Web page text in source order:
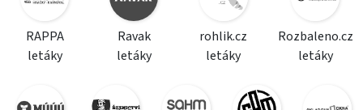
RAPPA
letáky
Ravak
letáky
rohlik.cz
letáky
Rozbaleno.cz
letáky